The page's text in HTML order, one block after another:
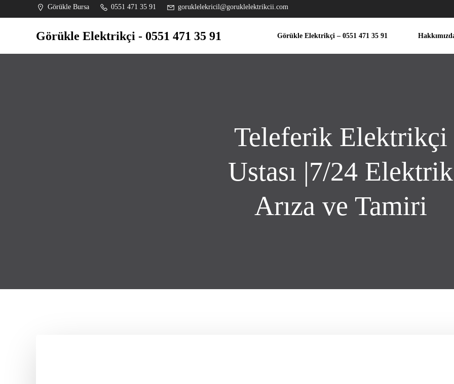
geç
Görükle Bursa 0551 471 35 91 goruklelekricil@goruklelektrikcii.com
Görükle Elektrikçi - 0551 471 35 91 Görükle Elektrikçi – 0551 471 35 91
Teleferik Elektrikçi
Ustası ‎|7/24 Elektrik
Arıza ve Tamiri